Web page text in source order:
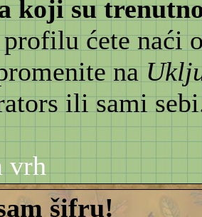
koji su
profilu ćete naći
na
ili sami
vrh
šifru!